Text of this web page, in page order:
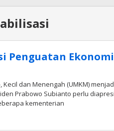
Penguatan Ekonomi
dan Menengah (UMKM)
Prabowo Subianto perlu
kementerian